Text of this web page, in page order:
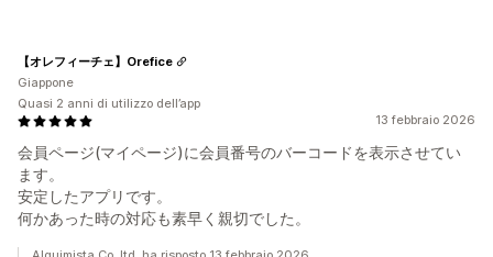
13 febbraio 2026
会員ページ(マイページ)に会員番号のバーコードを表示させてい
ます。
安定したアプリです。
何かあった時の対応も素早く親切でした。
【オレフィーチェ】Orefice
Giappone
Quasi 2 anni di utilizzo dell’app